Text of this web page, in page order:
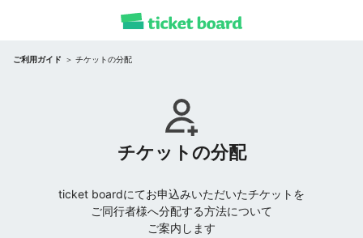
ご利用ガイド チケットの分配
チケットの分配
ticket boardにてお申込みいただいたチケットを
ご同行者様へ分配する方法について
ご案内します